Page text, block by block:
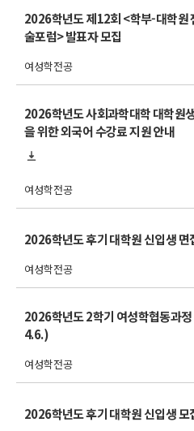
2026학년도 제12회 <학부-대학원
술포럼> 발표자 모집
여성학전공
2026학년도 사회과학대학 대학원
을 위한 외국어 수강료 지원 안내
여성학전공
2026학년도 후기 대학원 신입생 면
여성학전공
2026학년도 2학기 여성학협동과
4.6.)
여성학전공
2026학년도 후기 대학원 신입생 모